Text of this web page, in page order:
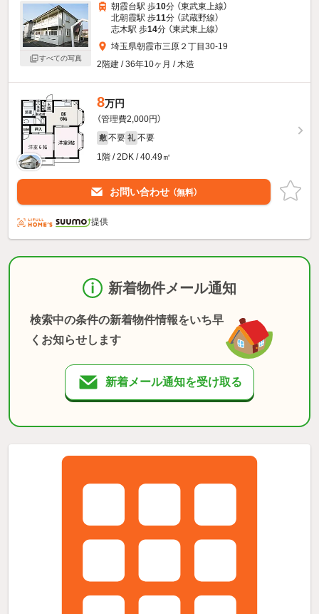
すべての写真
朝霞台駅 歩10分 （東武東上線）
北朝霞駅 歩11分 （武蔵野線）
志木駅 歩14分 （東武東上線）
埼玉県朝霞市三原２丁目30-19
2階建 / 36年10ヶ月 / 木造
8万円
（管理費2,000円）
敷 不要 礼 不要
1階 / 2DK / 40.49㎡
お問い合わせ （無料）
提供
新着物件メール通知
検索中の条件の新着物件情報をいち早
くお知らせします
新着メール通知を受け取る